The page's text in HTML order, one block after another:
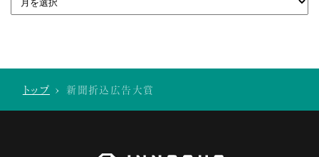
トップ > 新聞折込広告大賞